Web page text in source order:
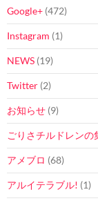
Google+ (472)
Instagram (1)
NEWS (19)
Twitter (2)
お知らせ (9)
ごりさチルドレンの
アメブロ (68)
アルイテラブル! (1)